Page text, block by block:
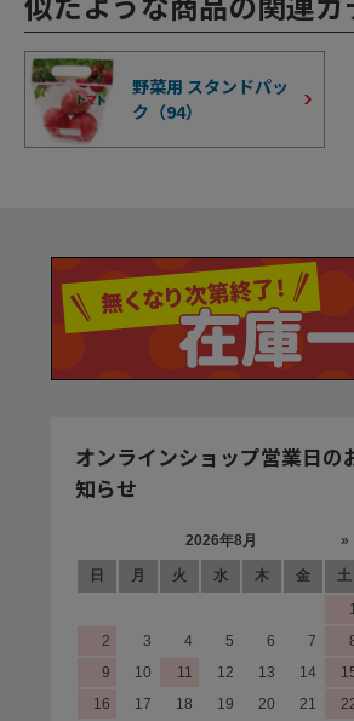
野菜用 スタンドパッ
ク（94）
オンラインショップ営業日の
知らせ